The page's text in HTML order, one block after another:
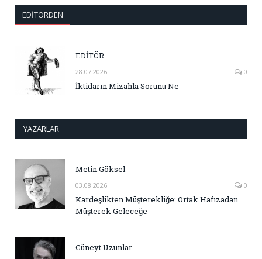
EDITÖRDEN
EDİTÖR
28.07.2026 0
İktidarın Mizahla Sorunu Ne
YAZARLAR
Metin Göksel
03.08.2026 0
Kardeşlikten Müşterekliğe: Ortak Hafızadan
Müşterek Geleceğe
Cüneyt Uzunlar